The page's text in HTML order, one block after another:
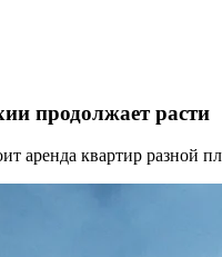
продолжает расти
аренда квартир разной